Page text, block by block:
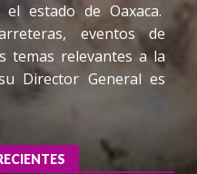
estado de Oaxaca.
eventos de
temas relevantes a la
Director General es